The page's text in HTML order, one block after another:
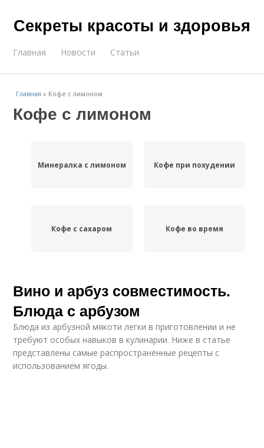
Секреты красоты и здоровья
Главная Новости Статьи
Главная » Кофе с лимоном
Кофе с лимоном
Минералка с лимоном Кофе при похудении
Кофе с сахаром Кофе во время
Вино и арбуз совместимость.
Блюда с арбузом
Блюда из арбузной мякоти легки в приготовлении и не
требуют особых навыков в кулинарии. Ниже в статье
представлены самые распространённые рецепты с
использованием ягоды.